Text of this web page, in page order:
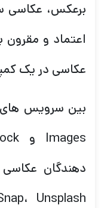
برعکس، عکاسی
اعتماد و مقرون
عکاسی در یک